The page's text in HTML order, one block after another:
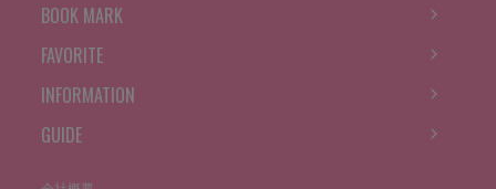
BOOK MARK
FAVORITE
INFORMATION
GUIDE